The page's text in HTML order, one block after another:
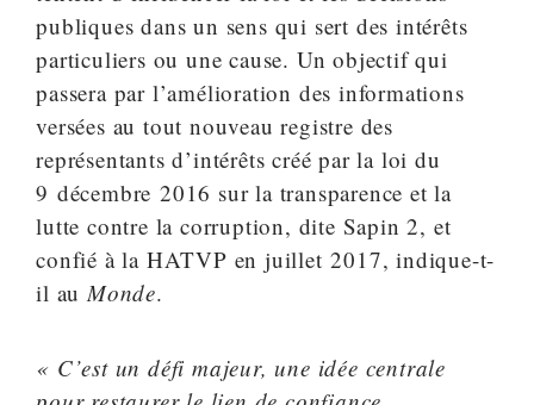
publiques dans un sens qui sert des intérêts
particuliers ou une cause. Un objectif qui
passera par l’amélioration des informations
versées au tout nouveau registre des
représentants d’intérêts créé par la loi du
9 décembre 2016 sur la transparence et la
lutte contre la corruption, dite Sapin 2, et
confié à la HATVP en juillet 2017, indique-t-
il auMonde.
« C’est un défi majeur, une idée centrale